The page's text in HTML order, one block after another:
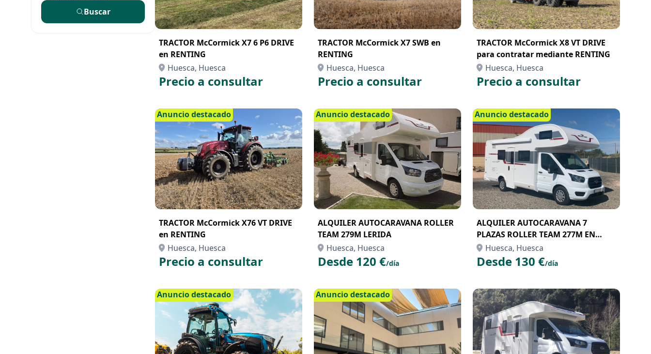
Buscar
TRACTOR McCormick X7 6 P6 DRIVE
en RENTING
Huesca, Huesca
Precio a consultar
TRACTOR McCormick X7 SWB en
RENTING
Huesca, Huesca
Precio a consultar
TRACTOR McCormick X8 VT DRIVE
para contratar mediante RENTING
Huesca, Huesca
Precio a consultar
Anuncio destacado
TRACTOR McCormick X76 VT DRIVE
en RENTING
Huesca, Huesca
Precio a consultar
Anuncio destacado
ALQUILER AUTOCARAVANA ROLLER
TEAM 279M LERIDA
Huesca, Huesca
Desde 120 €/día
Anuncio destacado
ALQUILER AUTOCARAVANA 7
PLAZAS ROLLER TEAM 277M EN
LLEIDA
Huesca, Huesca
Desde 130 €/día
Anuncio destacado Anuncio destacado